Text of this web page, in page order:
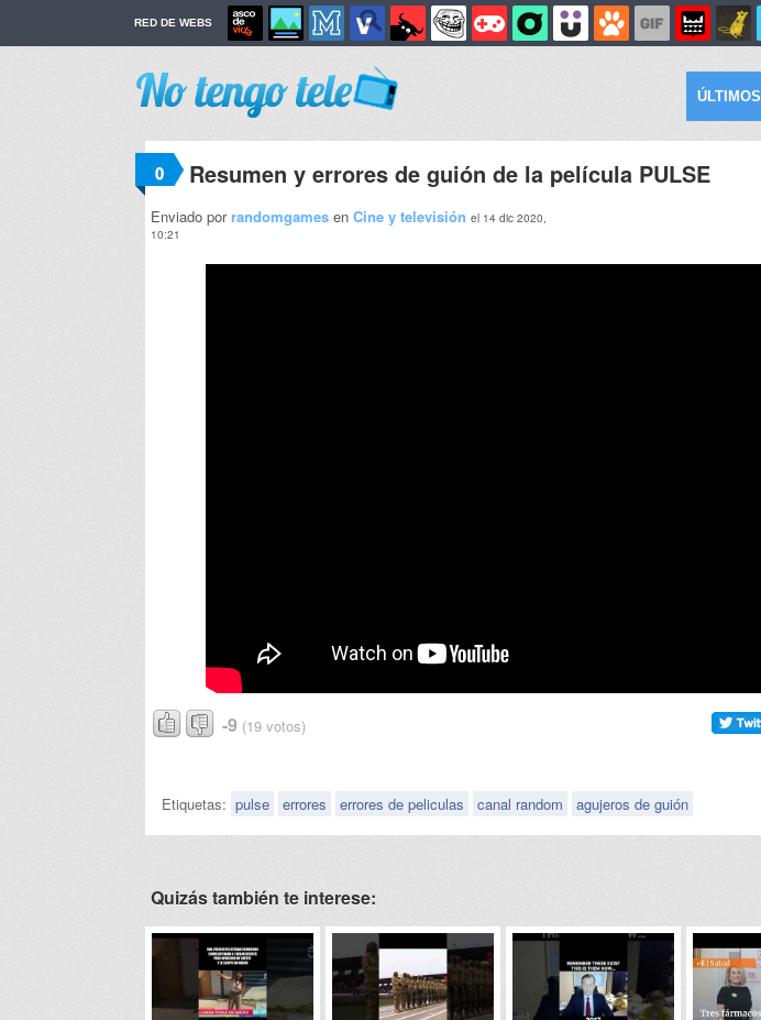
RED DE WEBS
ÚLTIMOS
0 Resumen y errores de guión de la película PULSE
Enviado porrandomgames en Cine y televisión el 14 dic 2020,
10:21
-9 (19 votos)
Etiquetas: pulse errores errores de peliculas canal random agujeros de guión
Quizás también te interese: